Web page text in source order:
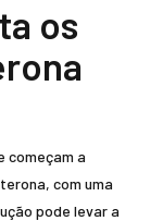
os
começam a
com uma
pode levar a